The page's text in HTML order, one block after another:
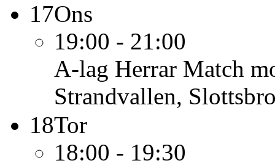
17Ons
19:00 - 21:00
A-lag Herrar Match
Strandvallen,
18Tor
18:00 - 19:30